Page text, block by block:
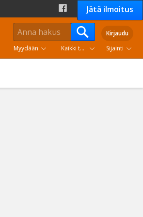
Jätä ilmoitus
Kirjaudu
Myydään
Kaikki tuoteryhmät Sijainti